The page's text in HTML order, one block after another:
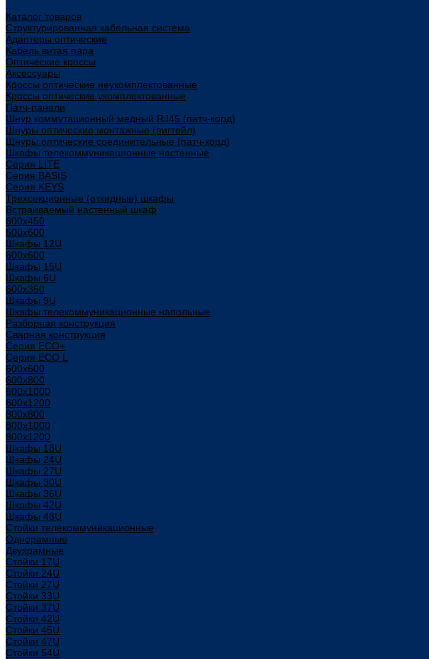
Каталог товаров
Структурированная кабельная система
Адаптеры оптические
Кабель витая пара
Оптические кроссы
Аксессуары
Кроссы оптические неукомплектованные
Кроссы оптические укомплектованные
Патч-панели
Шнур коммутационный медный RJ45 (патч-корд)
Шнуры оптические монтажные (пигтейл)
Шнуры оптические соединительные (патч-корд)
Шкафы телекоммуникационные настенные
Cерия LITE
Cерия BASIS
Cерия KEYS
Трехсекционные (откидные) шкафы
Встраиваемый настенный шкаф
600x450
600x600
Шкафы 12U
600x600
Шкафы 15U
Шкафы 6U
600x350
Шкафы 9U
Шкафы телекоммуникационные напольные
Разборная конструкция
Сварная конструкция
Серия ECO+
Серия ECO L
600x600
600x800
600х1000
600х1200
800x800
800х1000
800х1200
Шкафы 18U
Шкафы 24U
Шкафы 27U
Шкафы 30U
Шкафы 36U
Шкафы 42U
Шкафы 48U
Стойки телекоммуникационные
Однорамные
Двухрамные
Стойки 17U
Стойки 24U
Стойки 27U
Стойки 33U
Стойки 37U
Стойки 42U
Стойки 45U
Стойки 47U
Стойки 54U